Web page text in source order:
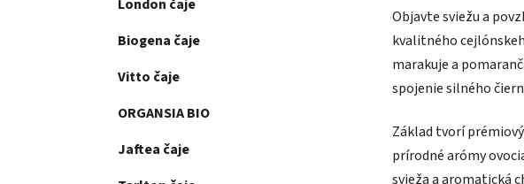
London čaje
Biogena čaje
Vitto čaje
ORGANSIA BIO
Jaftea čaje
Objavte sviežu a
kvalitného
marakuje a
spojenie silného
Základ tvorí prémiový
prírodné arómy
svieža a aromatická